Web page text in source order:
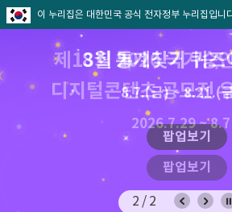
이 누리집은 대한민국 공식 전자정부 누리집입니
제13회 2026 국가승
디지털콘텐츠 공모전
2026.7.29 ~ 8.7
팝업보기
8월 통계찾기 퀴즈
8.7.(금) ~ 8.21.(
팝업보기
2/2